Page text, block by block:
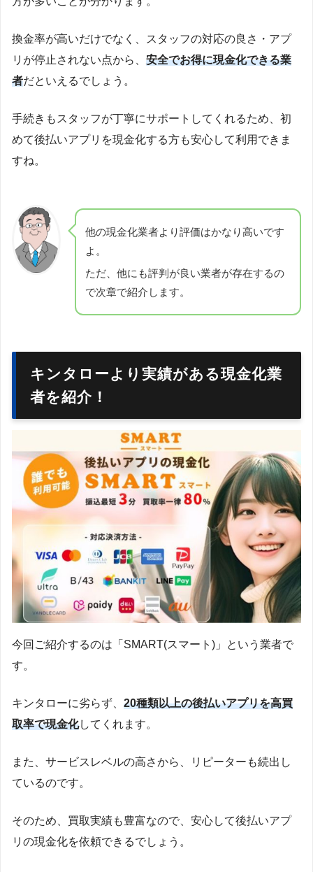
換金率が高いだけでなく、スタッフの対応の良さ・アプ
リが停止されない点から、 安全でお得に現金化できる業
者だといえるでしょう。
手続きもスタッフが丁寧にサポートしてくれるため、初
めて後払いアプリを現金化する方も安心して利用できま
すね。
他の現金化業者より評価はかなり高いです
よ。
ただ、他にも評判が良い業者が存在するの
で次章で紹介します。
キンタローより実績がある現金化業
者を紹介！
今回ご紹介するのは「SMART(スマート)」という業者で
す。
キンタローに劣らず、 20種類以上の後払いアプリを高買
取率で現金化してくれます。
また、サービスレベルの高さから、リピーターも続出し
ているのです。
そのため、買取実績も豊富なので、安心して後払いアプ
リの現金化を依頼できるでしょう。